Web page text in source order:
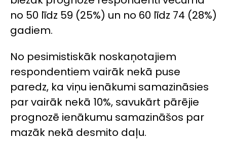
no 50 līdz 59 (25%) un no 60 līdz 74 (28%)
gadiem.
No pesimistiskāk noskaņotajiem
respondentiem vairāk nekā puse
paredz, ka viņu ienākumi samazināsies
par vairāk nekā 10%, savukārt pārējie
prognozē ienākumu samazināšos par
mazāk nekā desmito daļu.